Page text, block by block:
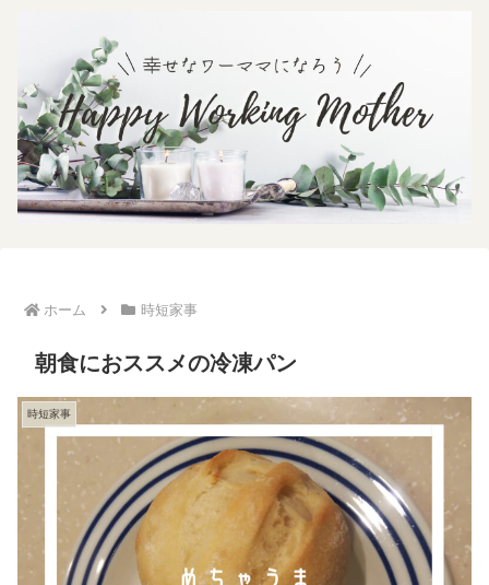
ホーム 時短家事
朝食におススメの冷凍パン
時短家事